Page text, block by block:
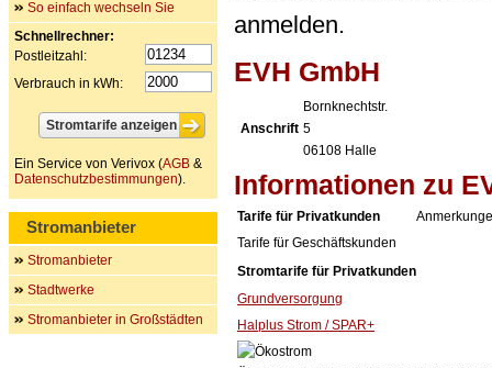
anmelden.
EVH GmbH
Anschrift
Bornknechtstr.
5
06108 Halle
Informationen zu
Tarife für Privatkunden
Tarife für Geschäftskunden
Stromtarife für Privatkunden
Grundversorgung
Halplus Strom / SPAR+
So einfach wechseln Sie
Schnellrechner:
Postleitzahl:
Verbrauch in kWh:
Ein Service von Verivox (AGB &
Datenschutzbestimmungen).
Stromanbieter
Stromanbieter
Stadtwerke
Stromanbieter in Großstädten